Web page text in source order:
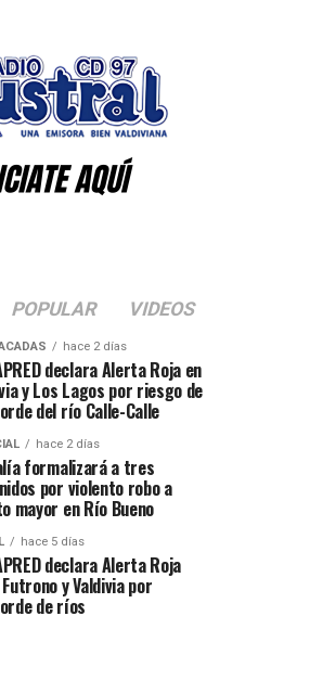
POPULAR VIDEOS
hace 2 días
declara Alerta Roja en
y Los Lagos por riesgo de
del río Calle-Calle
hace 2 días
formalizará a tres
por violento robo a
mayor en Río Bueno
hace 5 días
declara Alerta Roja
y Valdivia por
de ríos